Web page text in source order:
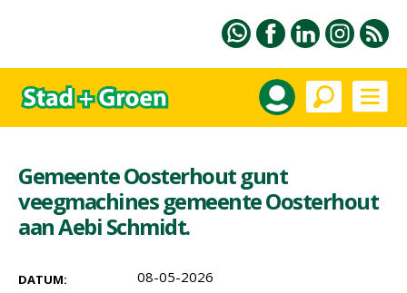
Gemeente Oosterhout gunt
veegmachines gemeente Oosterhout
aan Aebi Schmidt.
DATUM: 08-05-2026